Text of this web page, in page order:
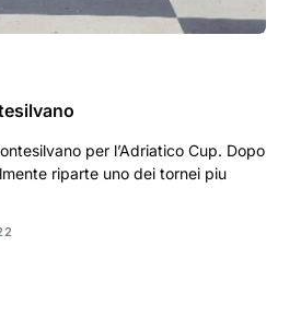
per l’Adriatico Cup. Dopo
riparte uno dei tornei piu